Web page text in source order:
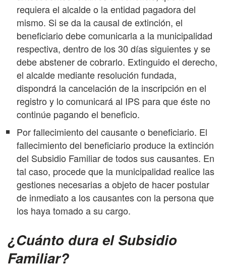
requiera el alcalde o la entidad pagadora del
mismo. Si se da la causal de extinción, el
beneficiario debe comunicarla a la municipalidad
respectiva, dentro de los 30 días siguientes y se
debe abstener de cobrarlo. Extinguido el derecho,
el alcalde mediante resolución fundada,
dispondrá la cancelación de la inscripción en el
registro y lo comunicará al IPS para que éste no
continúe pagando el beneficio.
Por fallecimiento del causante o beneficiario. El
fallecimiento del beneficiario produce la extinción
del Subsidio Familiar de todos sus causantes. En
tal caso, procede que la municipalidad realice las
gestiones necesarias a objeto de hacer postular
de inmediato a los causantes con la persona que
los haya tomado a su cargo.
¿Cuánto dura el Subsidio
Familiar?